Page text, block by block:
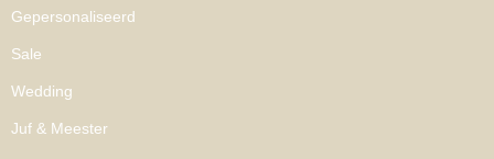
Gepersonaliseerd
Sale
Wedding
Juf & Meester